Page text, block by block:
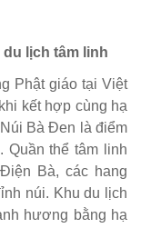
lịch tâm linh
Phật giáo tại Việt
kết hợp cùng hạ
Bà Đen là điểm
thể tâm linh
Bà, các hang
núi. Khu du lịch
hương bằng hạ